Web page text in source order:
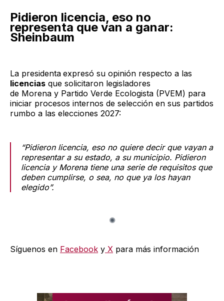
Pidieron licencia, eso no
representa que van a ganar:
Sheinbaum
La presidenta expresó su opinión respecto a las
licencias que solicitaron legisladores
de Morena y Partido Verde Ecologista (PVEM) para
iniciar procesos internos de selección en sus partidos
rumbo a las elecciones 2027:
“Pidieron licencia, eso no quiere decir que vayan a
representar a su estado, a su municipio. Pidieron
licencia y Morena tiene una serie de requisitos que
deben cumplirse, o sea, no que ya los hayan
elegido”.
Síguenos en Facebook y X para más información